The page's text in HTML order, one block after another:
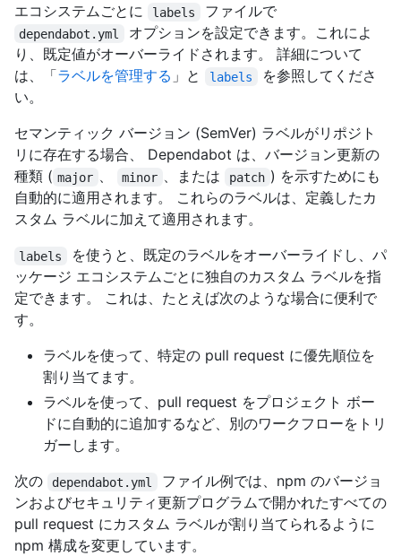
エコシステムごとに
labels ファイルで
dependabot.yml
オプションを設定できます。これによ
り、既定値がオーバーライドされます。 詳細について
は、「ラベルを管理する 」と labels
を参照してくださ
い。
セマンティック バージョン (SemVer) ラベルがリポジト
リに存在する場合、 Dependabot は、バージョン更新の
種類 ( major 、 minor 、または patch ) を示すためにも
自動的に適用されます。 これらのラベルは、定義したカ
スタム ラベルに加えて適用されます。
labels
を使うと、既定のラベルをオーバーライドし、パ
ッケージ エコシステムごとに独自のカスタム ラベルを指
定できます。 これは、たとえば次のような場合に便利で
す。
ラベルを使って、特定の pull request に優先順位を
割り当てます。
ラベルを使って、pull request をプロジェクト ボー
ドに自動的に追加するなど、別のワークフローをトリ
ガーします。
次の
dependabot.yml
ファイル例では、npm のバージョ
ンおよびセキュリティ更新プログラムで開かれたすべての
pull request にカスタム ラベルが割り当てられるように
npm 構成を変更しています。